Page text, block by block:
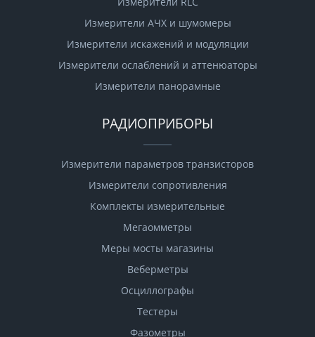
Измерители АЧХ и шумомеры
Измерители искажений и модуляции
Измерители ослаблений и аттенюаторы
Измерители панорамные
РАДИОПРИБОРЫ
Измерители параметров транзисторов
Измерители сопротивления
Комплекты измерительные
Мегаомметры
Меры мосты магазины
Веберметры
Осциллографы
Тестеры
Фазометры